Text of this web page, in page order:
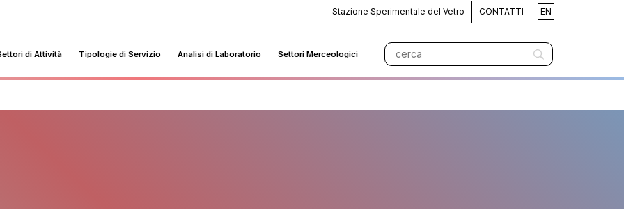
Stazione Sperimentale del Vetro CONTATTI EN
di Attività Tipologie di Servizio Analisi di Laboratorio Settori Merceologici